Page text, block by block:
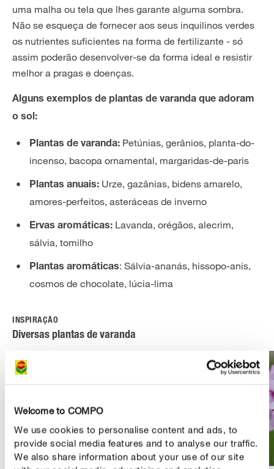
Welcome to COMPO
We use cookies to personalise content and ads, to
provide social media features and to analyse our traffic.
We also share information about your use of our site
uma malha ou tela que lhes garante alguma sombra.
Não se esqueça de fornecer aos seus inquilinos verdes
os nutrientes suficientes na forma de fertilizante - só
assim poderão desenvolver-se da forma ideal e resistir
melhor a pragas e doenças.
Alguns exemplos de plantas de varanda que adoram
o sol:
Plantas de varanda: Petúnias, gerânios, planta-do-
incenso, bacopa ornamental, margaridas-de-paris
Plantas anuais: Urze, gazânias, bidens amarelo,
amores-perfeitos, asteráceas de inverno
Ervas aromáticas: Lavanda, orégãos, alecrim,
sálvia, tomilho
Plantas aromáticas: Sálvia-ananás, hissopo-anis,
cosmos de chocolate, lúcia-lima
INSPIRAÇÃO
Diversas plantas de varanda